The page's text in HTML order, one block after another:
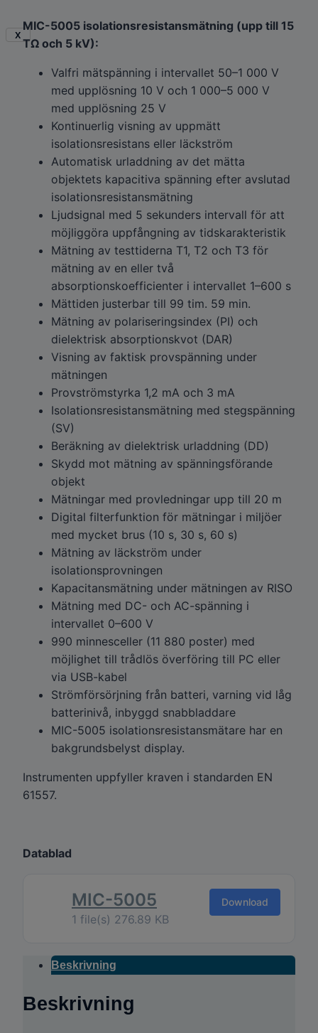
X
MIC-5005 isolationsresistansmätning (upp till 15
TΩ och 5 kV):
Valfri mätspänning i intervallet 50–1 000 V
med upplösning 10 V och 1 000–5 000 V
med upplösning 25 V
Kontinuerlig visning av uppmätt
isolationsresistans eller läckström
Automatisk urladdning av det mätta
objektets kapacitiva spänning efter avslutad
isolationsresistansmätning
Ljudsignal med 5 sekunders intervall för att
möjliggöra uppfångning av tidskarakteristik
Mätning av testtiderna T1, T2 och T3 för
mätning av en eller två
absorptionskoefficienter i intervallet 1–600 s
Mättiden justerbar till 99 tim. 59 min.
Mätning av polariseringsindex (PI) och
dielektrisk absorptionskvot (DAR)
Visning av faktisk provspänning under
mätningen
Provströmstyrka 1,2 mA och 3 mA
Isolationsresistansmätning med stegspänning
(SV)
Beräkning av dielektrisk urladdning (DD)
Skydd mot mätning av spänningsförande
objekt
Mätningar med provledningar upp till 20 m
Digital filterfunktion för mätningar i miljöer
med mycket brus (10 s, 30 s, 60 s)
Mätning av läckström under
isolationsprovningen
Kapacitansmätning under mätningen av RISO
Mätning med DC- och AC-spänning i
intervallet 0–600 V
990 minnesceller (11 880 poster) med
möjlighet till trådlös överföring till PC eller
via USB-kabel
Strömförsörjning från batteri, varning vid låg
batterinivå, inbyggd snabbladdare
MIC-5005 isolationsresistansmätare har en
bakgrundsbelyst display.
Instrumenten uppfyller kraven i standarden EN
61557.
Datablad
MIC-5005
1 file(s) 276.89 KB
Download
Beskrivning
Beskrivning